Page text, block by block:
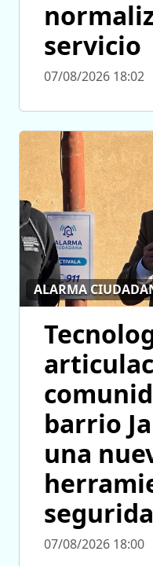
servicio
07/08/2026 18:02
ALARMA
barrio
una
07/08/2026 18:00